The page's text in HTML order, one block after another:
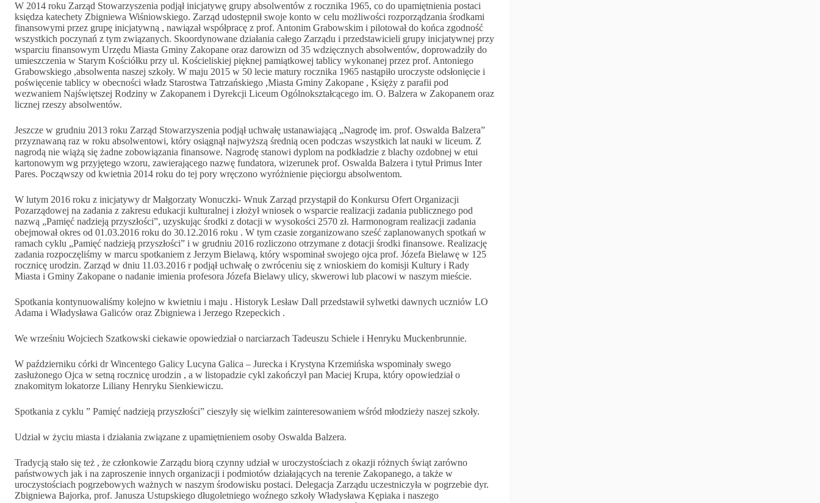
W 2014 roku Zarząd Stowarzyszenia podjął inicjatywę grupy absolwentów z rocznika 1965, co do upamiętnienia postaci
księdza katechety Zbigniewa Wiśniowskiego. Zarząd udostępnił swoje konto w celu możliwości rozporządzania środkami
finansowymi przez grupę inicjatywną , nawiązał współpracę z prof. Antonim Grabowskim i pilotował do końca zgodność
wszystkich poczynań z tym związanych. Skoordynowane działania całego Zarządu i przedstawicieli grupy inicjatywnej przy
wsparciu finansowym Urzędu Miasta Gminy Zakopane oraz darowizn od 35 wdzięcznych absolwentów, doprowadziły do
umieszczenia w Starym Kościółku przy ul. Kościeliskiej pięknej pamiątkowej tablicy wykonanej przez prof. Antoniego
Grabowskiego ,absolwenta naszej szkoły. W maju 2015 w 50 lecie matury rocznika 1965 nastąpiło uroczyste odsłonięcie i
poświęcenie tablicy w obecności władz Starostwa Tatrzańskiego ,Miasta Gminy Zakopane , Księży z parafii pod
wezwaniem Najświętszej Rodziny w Zakopanem i Dyrekcji Liceum Ogólnokształcącego im. O. Balzera w Zakopanem oraz
licznej rzeszy absolwentów.
Jeszcze w grudniu 2013 roku Zarząd Stowarzyszenia podjął uchwałę ustanawiającą „Nagrodę im. prof. Oswalda Balzera”
przyznawaną raz w roku absolwentowi, który osiągnął najwyższą średnią ocen podczas wszystkich lat nauki w liceum. Z
nagrodą nie wiążą się żadne zobowiązania finansowe. Nagrodę stanowi dyplom na podkładzie z blachy ozdobnej w etui
kartonowym wg przyjętego wzoru, zawierającego nazwę fundatora, wizerunek prof. Oswalda Balzera i tytuł Primus Inter
Pares. Począwszy od kwietnia 2014 roku do tej pory wręczono wyróżnienie pięciorgu absolwentom.
W lutym 2016 roku z inicjatywy dr Małgorzaty Wonuczki- Wnuk Zarząd przystąpił do Konkursu Ofert Organizacji
Pozarządowej na zadania z zakresu edukacji kulturalnej i złożył wniosek o wsparcie realizacji zadania publicznego pod
nazwą „Pamięć nadzieją przyszłości”, uzyskując środki z dotacji w wysokości 2570 zł. Harmonogram realizacji zadania
obejmował okres od 01.03.2016 roku do 30.12.2016 roku . W tym czasie zorganizowano sześć zaplanowanych spotkań w
ramach cyklu „Pamięć nadzieją przyszłości” i w grudniu 2016 rozliczono otrzymane z dotacji środki finansowe. Realizację
zadania rozpoczęliśmy w marcu spotkaniem z Jerzym Bielawą, który wspominał swojego ojca prof. Józefa Bielawę w 125
rocznicę urodzin. Zarząd w dniu 11.03.2016 r podjął uchwałę o zwróceniu się z wnioskiem do komisji Kultury i Rady
Miasta i Gminy Zakopane o nadanie imienia profesora Józefa Bielawy ulicy, skwerowi lub placowi w naszym mieście.
Spotkania kontynuowaliśmy kolejno w kwietniu i maju . Historyk Lesław Dall przedstawił sylwetki dawnych uczniów LO
Adama i Władysława Galiców oraz Zbigniewa i Jerzego Rzepeckich .
We wrześniu Wojciech Szatkowski ciekawie opowiedział o narciarzach Tadeuszu Schiele i Henryku Muckenbrunnie.
W październiku córki dr Wincentego Galicy Lucyna Galica – Jurecka i Krystyna Krzemińska wspominały swego
zasłużonego Ojca w setną rocznicę urodzin , a w listopadzie cykl zakończył pan Maciej Krupa, który opowiedział o
znakomitym lokatorze Liliany Henryku Sienkiewiczu.
Spotkania z cyklu ” Pamięć nadzieją przyszłości” cieszyły się wielkim zainteresowaniem wśród młodzieży naszej szkoły.
Udział w życiu miasta i działania związane z upamiętnieniem osoby Oswalda Balzera.
Tradycją stało się też , że członkowie Zarządu biorą czynny udział w uroczystościach z okazji różnych świąt zarówno
państwowych jak i na zaproszenie innych organizacji i podmiotów działających na terenie Zakopanego, a także w
uroczystościach pogrzebowych ważnych w naszym środowisku postaci. Delegacja Zarządu uczestniczyła w pogrzebie dyr.
Zbigniewa Bajorka, prof. Janusza Ustupskiego długoletniego woźnego szkoły Władysława Kępiaka i naszego